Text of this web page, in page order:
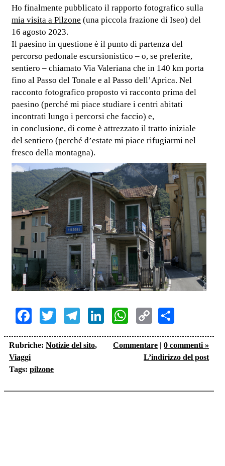
Ho finalmente pubblicato il rapporto fotografico sulla
mia visita a Pilzone (una piccola frazione di Iseo) del
16 agosto 2023.
Il paesino in questione è il punto di partenza del
percorso pedonale escursionistico – o, se preferite,
sentiero – chiamato Via Valeriana che in 140 km porta
fino al Passo del Tonale e al Passo dell’Aprica. Nel
racconto fotografico proposto vi racconto prima del
paesino (perché mi piace studiare i centri abitati
incontrati lungo i percorsi che faccio) e,
in conclusione, di come è attrezzato il tratto iniziale
del sentiero (perché d’estate mi piace rifugiarmi nel
fresco della montagna).
Facebook
TwitterTelegram
LinkedInWhatsApp
Copy
Link
Rubriche: Notizie del sito,
Viaggi
Tags: pilzone
Commentare | 0 commenti »
L’indirizzo del post